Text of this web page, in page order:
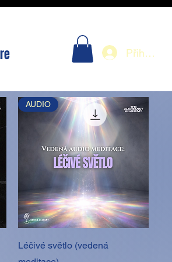
Přihlásit se
Rychlý náhled
AUDIO
Léčivé světlo (vedená